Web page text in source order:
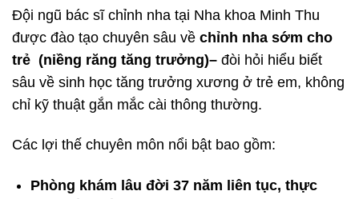
Đội ngũ bác sĩ chỉnh nha tại Nha khoa Minh Thu
được đào tạo chuyên sâu về chỉnh nha sớm cho
trẻ (niềng răng tăng trưởng)– đòi hỏi hiểu biết
sâu về sinh học tăng trưởng xương ở trẻ em, không
chỉ kỹ thuật gắn mắc cài thông thường.
Các lợi thế chuyên môn nổi bật bao gồm:
Phòng khám lâu đời 37 năm liên tục, thực